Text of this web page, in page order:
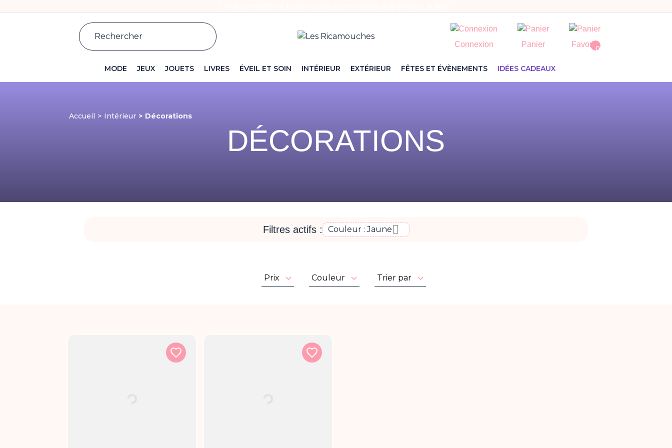
Connexion Panier Favoris
0
MODE JEUX JOUETS LIVRES ÉVEIL ET SOIN INTÉRIEUR EXTÉRIEUR FÊTES ET ÉVÈNEMENTS IDÉES CADEAUX
Accueil Intérieur Décorations
DÉCORATIONS
Filtres actifs : Couleur : Jaune
Prix Couleur Trier par